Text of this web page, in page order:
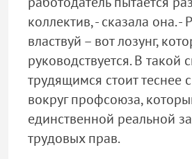
коллектив, - сказала она. -
властвуй – вот лозунг,
руководствуется. В такой
трудящимся стоит теснее
вокруг профсоюза,
единственной реальной
трудовых прав.